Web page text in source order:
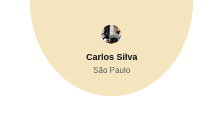
Carlos Silva
São Paulo